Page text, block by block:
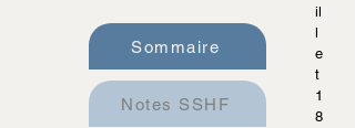
il
l
e
t
1
8
Sommaire
Notes SSHF